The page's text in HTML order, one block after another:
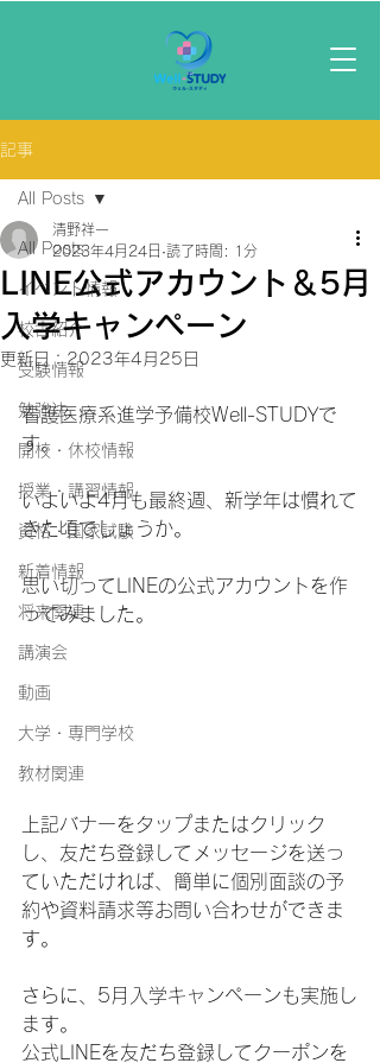
記事
All Posts
イベント情報
校舎紹介
受験情報
勉強法
開校・休校情報
授業・講習情報
資格・国家試験
新着情報
将来関連
講演会
動画
大学・専門学校
教材関連
All Posts
LINE公式アカウント＆5月
入学キャンペーン
清野祥一
2023年4月24日 読了時間: 1分
更新日：2023年4月25日
看護医療系進学予備校Well-STUDYで
す。
いよいよ4月も最終週、新学年は慣れて
きた頃でしょうか。
思い切ってLINEの公式アカウントを作
ってみました。
上記バナーをタップまたはクリック
し、友だち登録してメッセージを送っ
ていただければ、簡単に個別面談の予
約や資料請求等お問い合わせができま
す。
さらに、5月入学キャンペーンも実施し
ます。
公式LINEを友だち登録してクーポンを